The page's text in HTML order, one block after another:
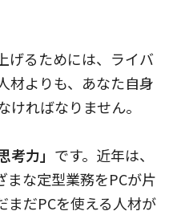
げるためには、ライバ
材よりも、あなた自身
ればなりません。
力」 です。近年は、
まな定型業務をPCが片
まだPCを使える人材が